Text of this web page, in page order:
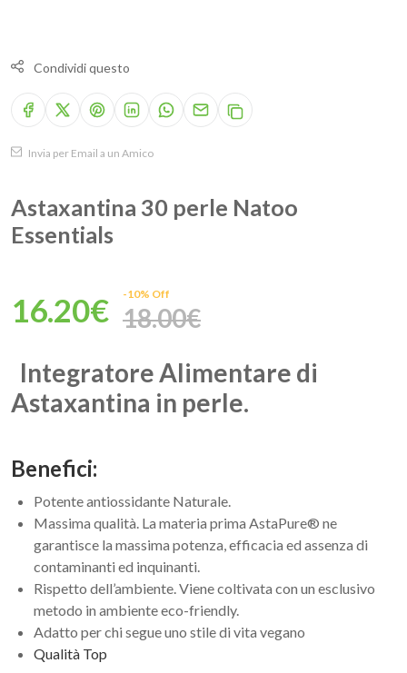
Condividi questo
Invia per Email a un Amico
Astaxantina 30 perle Natoo
Essentials
16.20€ -10% Off
18.00€
Integratore Alimentare di
Astaxantina in perle.
Benefici:
Potente antiossidante Naturale.
Massima qualità. La materia prima AstaPure® ne
garantisce la massima potenza, efficacia ed assenza di
contaminanti ed inquinanti.
Rispetto dell’ambiente. Viene coltivata con un esclusivo
metodo in ambiente eco-friendly.
Adatto per chi segue uno stile di vita vegano
Qualità Top